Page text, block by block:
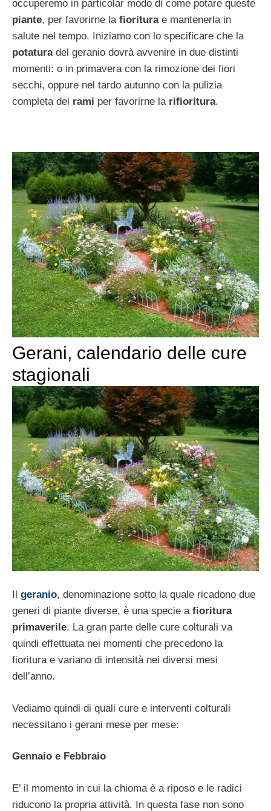
occuperemo in particolar modo di come potare queste
piante, per favorirne la fioriturae mantenerla in
salute nel tempo. Iniziamo con lo specificare che la
potaturadel geranio dovrà avvenire in due distinti
momenti: o in primavera con la rimozione dei fiori
secchi, oppure nel tardo autunno con la pulizia
completa dei rami per favorirne la rifioritura.
Gerani, calendario delle cure
stagionali
Il geranio, denominazione sotto la quale ricadono due
generi di piante diverse, è una specie a fioritura
primaverile. La gran parte delle cure colturali va
quindi effettuata nei momenti che precedono la
fioritura e variano di intensità nei diversi mesi
dell’anno.
Vediamo quindi di quali cure e interventi colturali
necessitano i gerani mese per mese:
Gennaio e Febbraio
E’ il momento in cui la chioma è a riposo e le radici
riducono la propria attività. In questa fase non sono